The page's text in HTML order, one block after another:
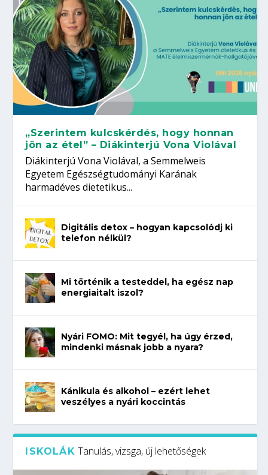
„Szerintem kulcskérdés, hogy honnan
jön az étel” – Diákinterjú Vona Violával
Diákinterjú Vona Violával, a Semmelweis
Egyetem Egészségtudományi Karának
harmadéves dietetikus...
Digitális detox – hogyan kapcsolódj ki
telefon nélkül?
Mi történik a testeddel, ha egész nap
energiaitalt iszol?
Nyári FOMO: Mit tegyél, ha úgy érzed,
mindenki másnak jobb a nyara?
Kánikula és alkohol – ezért lehet
veszélyes a nyári koccintás
ISKOLÁK Tanulás, vizsga, új lehetőségek